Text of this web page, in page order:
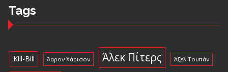
Tags
Kill-Bill Άαρον Χάρισον Άλεκ Πίτερς Άξελ Τουπάν